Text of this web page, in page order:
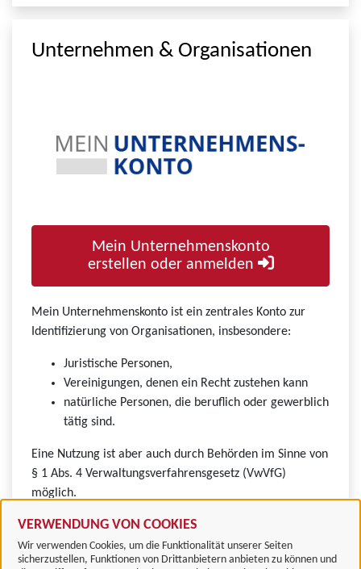
VERWENDUNG VON COOKIES
Wir verwenden Cookies, um die Funktionalität unserer Seiten
sicherzustellen, Funktionen von Drittanbietern anbieten zu können und
Unternehmen & Organisationen
Mein Unternehmenskonto
erstellen oder anmelden
Mein Unternehmenskonto ist ein zentrales Konto zur
Identifizierung von Organisationen, insbesondere:
Juristische Personen,
Vereinigungen, denen ein Recht zustehen kann
natürliche Personen, die beruflich oder gewerblich
tätig sind.
Eine Nutzung ist aber auch durch Behörden im Sinne von
§ 1 Abs. 4 Verwaltungsverfahrensgesetz (VwVfG)
möglich.